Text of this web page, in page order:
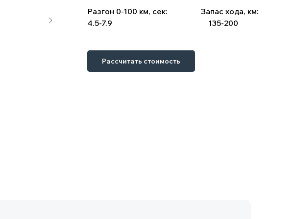
Разгон 0-100 км, сек:
Запас хода, км:
4.5-7.9
135-200
Рассчитать стоимость
Стоимость таможенного оформления. Сопутствующие затраты: